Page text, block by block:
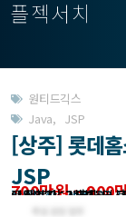
플젝서치
원티드긱스
Java, JSP
[상주] 롯데
JSP
700만원 ~ 900
작업방식 : 상주
모집기한 : 2022-03-
예상기간 : 1.5개월 ~
근무위치 : 선유도역
모집분야 : 개발 >